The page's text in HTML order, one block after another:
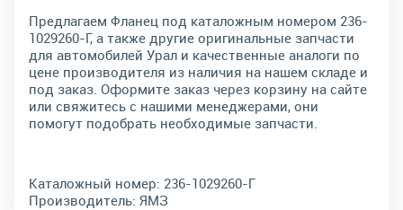
Предлагаем Фланец под каталожным номером 236-
1029260-Г, а также другие оригинальные запчасти
для автомобилей Урал и качественные аналоги по
цене производителя из наличия на нашем складе и
под заказ. Оформите заказ через корзину на сайте
или свяжитесь с нашими менеджерами, они
помогут подобрать необходимые запчасти.
Каталожный номер: 236-1029260-Г
Производитель: ЯМЗ